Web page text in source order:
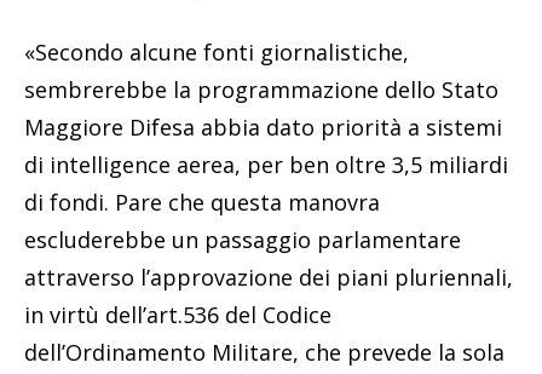
«Secondo alcune fonti giornalistiche,
sembrerebbe la programmazione dello Stato
Maggiore Difesa abbia dato priorità a sistemi
di intelligence aerea, per ben oltre 3,5 miliardi
di fondi. Pare che questa manovra
escluderebbe un passaggio parlamentare
attraverso l’approvazione dei piani pluriennali,
in virtù dell’art.536 del Codice
dell’Ordinamento Militare, che prevede la sola